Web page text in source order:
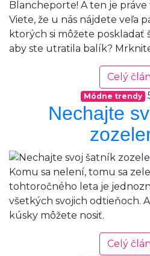
Blancheporte! A ten je
Viete, že u nás nájdete veľa
ktorých si môžete
aby ste utratila balík?
Celý
Módne trendy
Nechajte
Komu sa nelení, tomu sa
tohtoročného leta je
všetkých svojich odtieňoch.
kúsky môžete nosiť.
Celý